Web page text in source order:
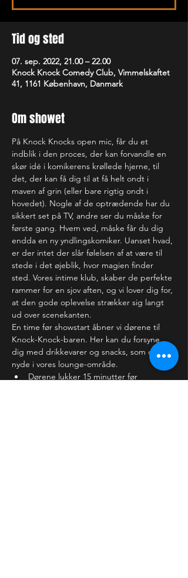
Tid og sted
07. sep. 2022, 21.00 – 22.00
Knock Knock Comedy Club, Vimmelskaftet
41, 1161 København, Danmark
Om showet
På Knock Knocks open mic, får du et
indblik i den proces, der kan forvandle en
skør idé i komikerens krøllede hjerne, til
det, der kan få dig til at få helt ondt i
maven af grin (eller bare rigtig ondt i
hovedet). Nogle af de optrædende har du
sikkert set på TV, andre ser du måske for
første gang. Hvem ved, måske får du dig
endda en ny yndlingskomiker. Uanset hvad,
er der intet der slår følelsen af at være til
stede i det øjeblik, hvor magien finder
sted. Vores intime klub, skaber de perfekte
rammer for en sjov aften, og vi lover dig for,
at den gode oplevelse strækker sig langt
ud over scenekanten.
En time før showstart åbner vi dørene til
Knock-Knock-baren. Her kan du forsyne
dig med drikkevarer og snacks, som du kan
nyde i vores lounge-område.
Dørene lukker 15 minutter før